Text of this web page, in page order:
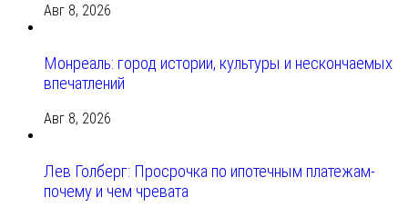
Авг 8, 2026
Монреаль: город истории, культуры и нескончаемых
впечатлений
Авг 8, 2026
Лев Голберг: Просрочка по ипотечным платежам-
почему и чем чревата